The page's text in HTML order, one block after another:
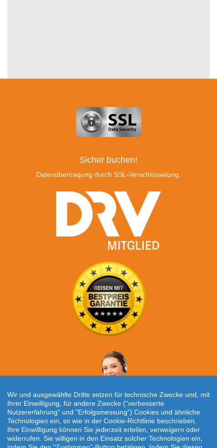
Sicher buchen!
Datenübertragung durch SSL-Verschlüsselung.
Individuelle Reiseanfrage!
Wir und ausgewählte Dritte setzen für technische Zwecke und, mit
Ihrer Einwilligung, für andere Zwecke ("verbesserte
Nutzererfahrung" und "Erfolgsmessung") Cookies und ähnliche
Technologien ein, so wie in der Cookie-Richtlinie beschrieben.
Ihre Einwilligung können Sie jederzeit erteilen, verweigern oder
widerrufen. Sie willigen in den Einsatz solcher Technologien ein,